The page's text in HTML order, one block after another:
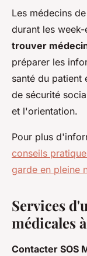
Les médecins
durant les
trouver
préparer les
santé du patient
de sécurité
et l'orientation.
Pour plus
conseils
garde en pleine
Services
médicales
Contacter SOS